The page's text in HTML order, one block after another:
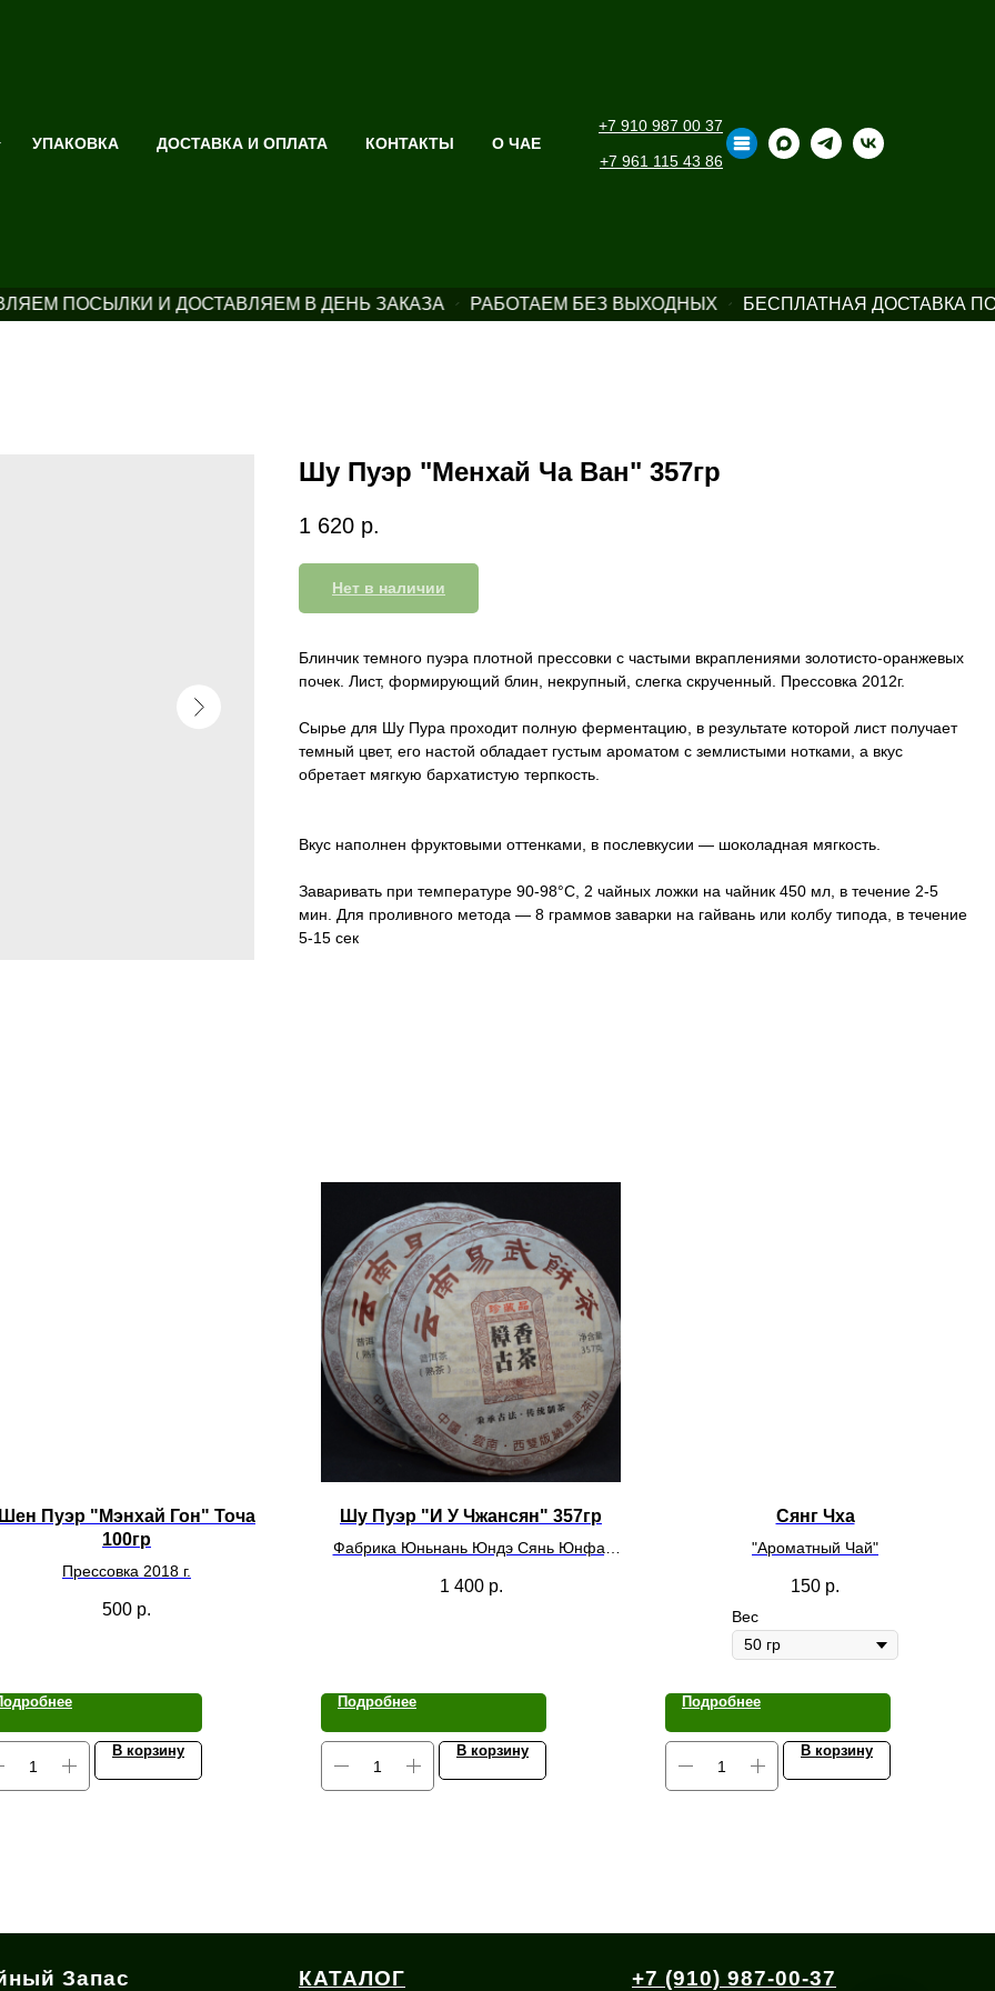
УПАКОВКА ДОСТАВКА И ОПЛАТА КОНТАКТЫ О ЧАЕ
+7 910 987 00 37
+7 961 115 43 86
ПОСЫЛКИ И ДОСТАВЛЯЕМ В ДЕНЬ ЗАКАЗА РАБОТАЕМ БЕЗ ВЫХОДНЫХ БЕСПЛАТНАЯ ДОСТАВКА
Шу Пуэр "Менхай Ча Ван" 357гр
1 620 р.
Нет в наличии
Блинчик темного пуэра плотной прессовки с частыми вкраплениями золотисто-оранжевых
почек. Лист, формирующий блин, некрупный, слегка скрученный. Прессовка 2012г.
Сырье для Шу Пура проходит полную ферментацию, в результате которой лист получает
темный цвет, его настой обладает густым ароматом с землистыми нотками, а вкус
обретает мягкую бархатистую терпкость.
Вкус наполнен фруктовыми оттенками, в послевкусии — шоколадная мягкость.
Заваривать при температуре 90-98°C, 2 чайных ложки на чайник 450 мл, в течение 2-5
мин. Для проливного метода — 8 граммов заварки на гайвань или колбу типода, в течение
5-15 сек
Пуэр "Мэнхай Гон" Точа
100гр
Прессовка 2018 г.
500 р.
В корзину
Шу Пуэр "И У Чжансян" 357гр
Фабрика Юньнань Юндэ Сянь Юнфа,
1 400 р.
Подробнее
В корзину
Сянг Чха
"Ароматный Чай"
150 р.
Вес
Подробнее
В корзину
Запас КАТАЛОГ +7 (910) 987-00-37